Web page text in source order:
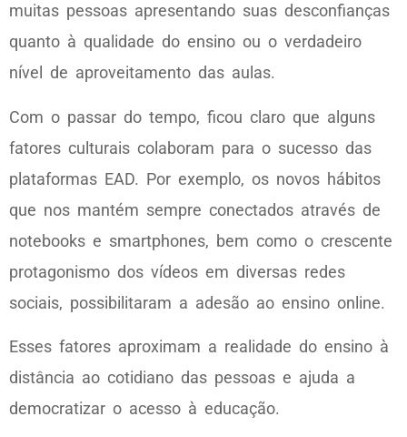
muitas pessoas apresentando suas desconfianças
quanto à qualidade do ensino ou o verdadeiro
nível de aproveitamento das aulas.
Com o passar do tempo, ficou claro que alguns
fatores culturais colaboram para o sucesso das
plataformas EAD. Por exemplo, os novos hábitos
que nos mantém sempre conectados através de
notebooks e smartphones, bem como o crescente
protagonismo dos vídeos em diversas redes
sociais, possibilitaram a adesão ao ensino online.
Esses fatores aproximam a realidade do ensino à
distância ao cotidiano das pessoas e ajuda a
democratizar o acesso à educação.